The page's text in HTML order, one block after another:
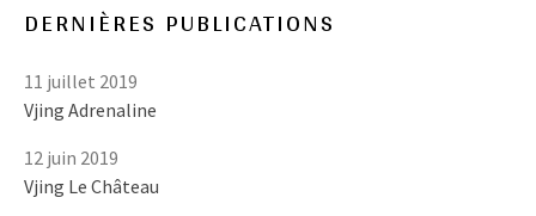
DERNIÈRES PUBLICATIONS
Vjing Adrenaline
11 juillet 2019
Vjing Le Château
12 juin 2019